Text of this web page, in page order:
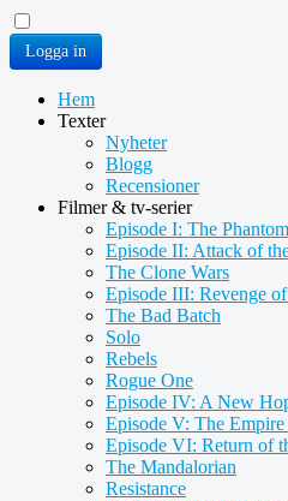
Logga in
Hem
Texter
Nyheter
Blogg
Recensioner
Filmer & tv-serier
Episode I: The
Episode II: Attack of
The Clone Wars
Episode III: Revenge
The Bad Batch
Solo
Rebels
Rogue One
Episode IV: A New
Episode V: The
Episode VI: Return of
The Mandalorian
Resistance